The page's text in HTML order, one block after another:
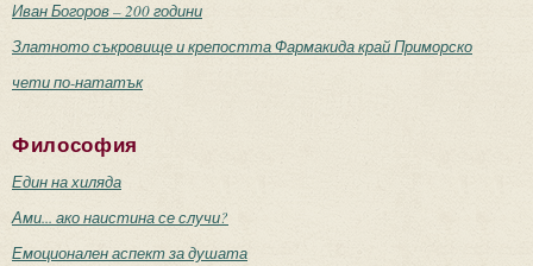
Иван Богоров – 200 години
Златното съкровище и крепостта Фармакида край Приморско
чети по-нататък
Философия
Един на хиляда
Ами... ако наистина се случи?
Емоционален аспект за душата